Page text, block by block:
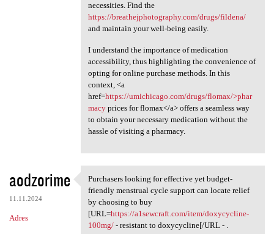
necessities. Find the
https://breathejphotography.com/drugs/fildena/
and maintain your well-being easily.
I understand the importance of medication
accessibility, thus highlighting the convenience of
opting for online purchase methods. In this
context, <a
href=https://umichicago.com/drugs/flomax/>phar
macyprices for flomax</a> offers a seamless way
to obtain your necessary medication without the
hassle of visiting a pharmacy.
aodzorime
11.11.2024
Adres
Purchasers looking for
Purchasers looking for effective yet budget-
friendly menstrual cycle support can locate relief
by choosing to buy
[URL=https://a1sewcraft.com/item/doxycycline-
100mg/- resistant to doxycycline[/URL - .